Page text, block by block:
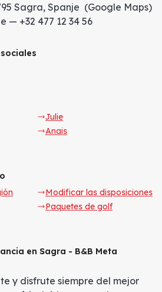
Sagra, Spanje (Google Maps)
— +32 477 12 34 56
Julie
Anais
Modificar las disposiciones
Paquetes de golf
en Sagra - B&B Meta
y disfrute siempre del mejor